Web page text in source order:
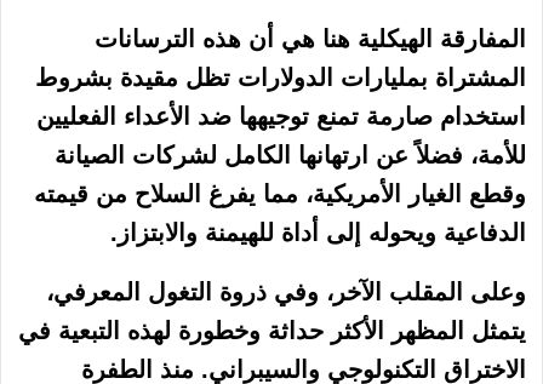
المفارقة الهيكلية هنا هي أن هذه الترسانات
المشتراة بمليارات الدولارات تظل مقيدة بشروط
استخدام صارمة تمنع توجيهها ضد الأعداء الفعليين
للأمة، فضلاً عن ارتهانها الكامل لشركات الصيانة
وقطع الغيار الأمريكية، مما يفرغ السلاح من قيمته
الدفاعية ويحوله إلى أداة للهيمنة والابتزاز.
وعلى المقلب الآخر، وفي ذروة التغول المعرفي،
يتمثل المظهر الأكثر حداثة وخطورة لهذه التبعية في
الاختراق التكنولوجي والسيبراني. منذ الطفرة